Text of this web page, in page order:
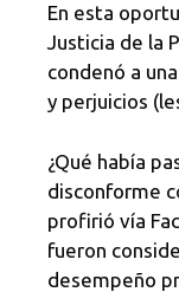
En esta
Justicia de la
condenó a
y perjuicios
¿Qué había
disconforme
profirió vía
fueron
desempeño